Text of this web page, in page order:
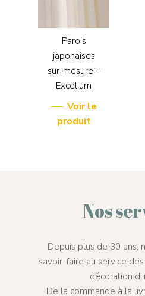
Parois
japonaises
sur-mesure –
Excelium
Voir le
produit
Nos
Depuis plus de 30 ans,
savoir-faire au service
décoration
De la commande à la